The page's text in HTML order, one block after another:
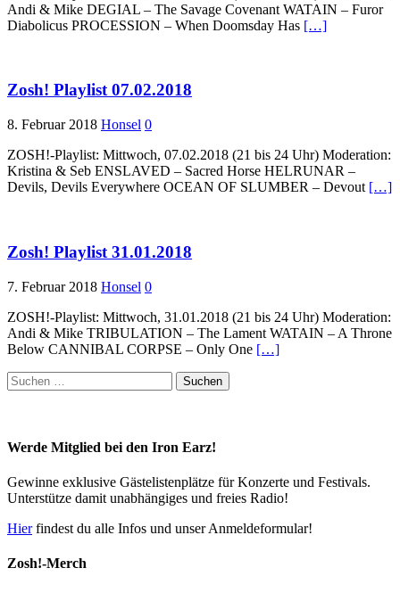
Andi & Mike DEGIAL – The Savage Covenant WATAIN – Furor
Diabolicus PROCESSION – When Doomsday Has […]
Zosh! Playlist 07.02.2018
8. Februar 2018 Honsel 0
ZOSH!-Playlist: Mittwoch, 07.02.2018 (21 bis 24 Uhr) Moderation:
Kristina & Seb ENSLAVED – Sacred Horse HELRUNAR –
Devils, Devils Everywhere OCEAN OF SLUMBER – Devout […]
Zosh! Playlist 31.01.2018
7. Februar 2018 Honsel 0
ZOSH!-Playlist: Mittwoch, 31.01.2018 (21 bis 24 Uhr) Moderation:
Andi & Mike TRIBULATION – The Lament WATAIN – A Throne
Below CANNIBAL CORPSE – Only One […]
Suchen
nach:
Werde Mitglied bei den Iron Earz!
Gewinne exklusive Gästelistenplätze für Konzerte und Festivals.
Unterstütze damit unabhängiges und freies Radio!
Hierfindest du alle Infos und unser Anmeldeformular!
Zosh!-Merch